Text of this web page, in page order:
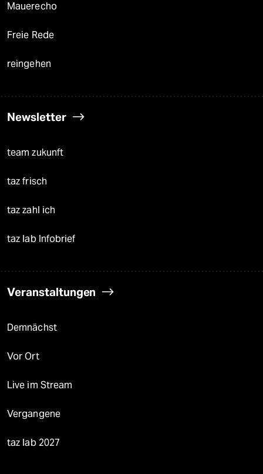
Mauerecho
Freie Rede
reingehen
Newsletter
team zukunft
taz frisch
taz zahl ich
taz lab Infobrief
Veranstaltungen
Demnächst
Vor Ort
Live im Stream
Vergangene
taz lab 2027